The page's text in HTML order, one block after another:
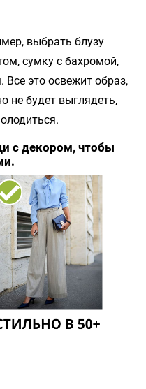
выбрать блузу
сумку с бахромой,
это освежит образ,
не будет выглядеть,
с декором, чтобы